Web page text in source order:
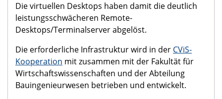
Die virtuellen Desktops haben damit die deutlich
leistungsschwächeren Remote-
Desktops/Terminalserver abgelöst.
Die erforderliche Infrastruktur wird in der CViS-
Kooperation mit zusammen mit der Fakultät für
Wirtschaftswissenschaften und der Abteilung
Bauingenieurwesen betrieben und entwickelt.